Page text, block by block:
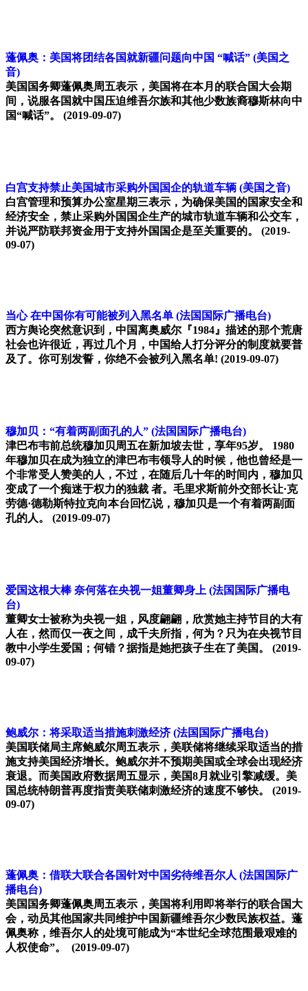
蓬佩奥：美国将团结各国就新疆问题向中国 “喊话” (美国之
音)
美国国务卿蓬佩奥周五表示，美国将在本月的联合国大会期
间，说服各国就中国压迫维吾尔族和其他少数族裔穆斯林向中
国“喊话”。
(2019-09-07)
白宫支持禁止美国城市采购外国国企的轨道车辆 (美国之音)
白宫管理和预算办公室星期三表示，为确保美国的国家安全和
经济安全，禁止采购外国国企生产的城市轨道车辆和公交车，
并说严防联邦资金用于支持外国国企是至关重要的。
(2019-
09-07)
当心 在中国你有可能被列入黑名单 (法国国际广播电台)
西方舆论突然意识到，中国离奥威尔『1984』描述的那个荒唐
社会也许很近，再过几个月，中国给人打分评分的制度就要普
及了。你可别发誓，你绝不会被列入黑名单! (2019-09-07)
穆加贝：“有着两副面孔的人” (法国国际广播电台)
津巴布韦前总统穆加贝周五在新加坡去世，享年95岁。 1980
年穆加贝在成为独立的津巴布韦领导人的时候，他也曾经是一
个非常受人赞美的人，不过，在随后几十年的时间内，穆加贝
变成了一个痴迷于权力的独裁 者。毛里求斯前外交部长让·克
劳德·德勒斯特拉克向本台回忆说，穆加贝是一个有着两副面
孔的人。 (2019-09-07)
爱国这根大棒 奈何落在央视一姐董卿身上 (法国国际广播电
台)
董卿女士被称为央视一姐，风度翩翩，欣赏她主持节目的大有
人在，然而仅一夜之间，成千夫所指，何为？只为在央视节目
教中小学生爱国；何错？据指是她把孩子生在了美国。 (2019-
09-07)
鲍威尔：将采取适当措施刺激经济(法国国际广播电台)
美国联储局主席鲍威尔周五表示，美联储将继续采取适当的措
施支持美国经济增长。鲍威尔并不预期美国或全球会出现经济
衰退。而美国政府数据周五显示，美国8月就业引擎减缓。美
国总统特朗普再度指责美联储刺激经济的速度不够快。 (2019-
09-07)
蓬佩奥：借联大联合各国针对中国劣待维吾尔人 (法国国际广
播电台)
美国国务卿蓬佩奥周五表示，美国将利用即将举行的联合国大
会，动员其他国家共同维护中国新疆维吾尔少数民族权益。蓬
佩奥称，维吾尔人的处境可能成为“本世纪全球范围最艰难的
人权使命”。 (2019-09-07)